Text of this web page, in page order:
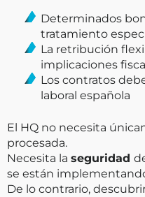
Determinados
tratamiento
La retribución
implicaciones
Los contratos
laboral española
El HQ no necesita
procesada.
Necesita la seguridad
se están
De lo contrario,